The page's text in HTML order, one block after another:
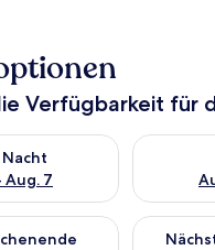
Verfügbarkeit für
Aug. 7
für heute
für dieses